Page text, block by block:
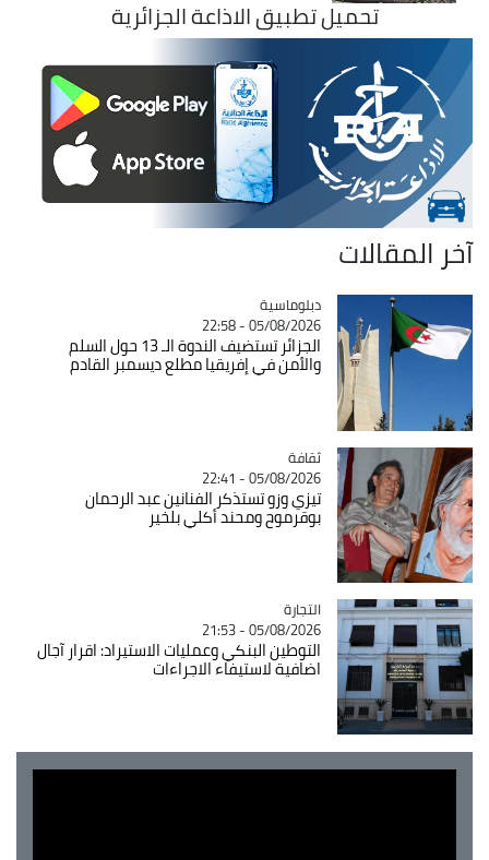
تحميل تطبيق الاذاعة الجزائرية
آخر المقالات
Catégorie
دبلوماسية
05/08/2026 - 22:58
الجزائر تستضيف الندوة الـ 13 حول السلم
والأمن في إفريقيا مطلع ديسمبر القادم
Catégorie
ثقافة
05/08/2026 - 22:41
تيزي وزو تستذكر الفنانين عبد الرحمان
بوقرموح ومحند أكلي بلخير
Catégorie
التجارة
05/08/2026 - 21:53
التوطين البنكي وعمليات الاستيراد: اقرار آجال
اضافية لاستيفاء الاجراءات